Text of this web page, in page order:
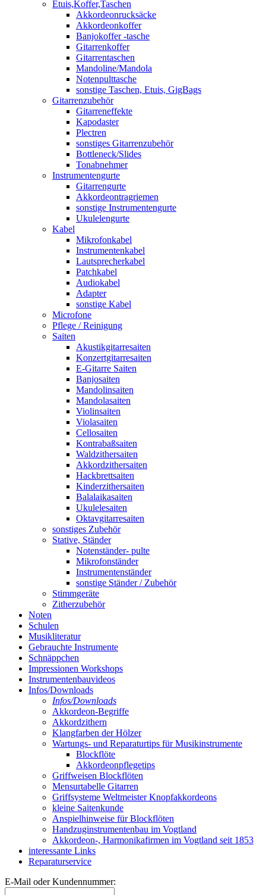
Etuis,Koffer,Taschen
Akkordeonrucksäcke
Akkordeonkoffer
Banjokoffer -tasche
Gitarrenkoffer
Gitarrentaschen
Mandoline/Mandola
Notenpulttasche
sonstige Taschen, Etuis, GigBags
Gitarrenzubehör
Gitarreneffekte
Kapodaster
Plectren
sonstiges Gitarrenzubehör
Bottleneck/Slides
Tonabnehmer
Instrumentengurte
Gitarrengurte
Akkordeontragriemen
sonstige Instrumentengurte
Ukulelengurte
Kabel
Mikrofonkabel
Instrumentenkabel
Lautsprecherkabel
Patchkabel
Audiokabel
Adapter
sonstige Kabel
Microfone
Pflege / Reinigung
Saiten
Akustikgitarresaiten
Konzertgitarresaiten
E-Gitarre Saiten
Banjosaiten
Mandolinsaiten
Mandolasaiten
Violinsaiten
Violasaiten
Cellosaiten
Kontrabaßsaiten
Waldzithersaiten
Akkordzithersaiten
Hackbrettsaiten
Kinderzithersaiten
Balalaikasaiten
Ukulelesaiten
Oktavgitarresaiten
sonstiges Zubehör
Stative, Ständer
Notenständer- pulte
Mikrofonständer
Instrumentenständer
sonstige Ständer / Zubehör
Stimmgeräte
Zitherzubehör
Noten
Schulen
Musikliteratur
Gebrauchte Instrumente
Schnäppchen
Impressionen Workshops
Instrumentenbauvideos
Infos/Downloads
Infos/Downloads
Akkordeon-Begriffe
Akkordzithern
Klangfarben der Hölzer
Wartungs- und Reparaturtips für Musikinstrumente
Blockflöte
Akkordeonpflegetips
Griffweisen Blockflöten
Mensurtabelle Gitarren
Griffsysteme Weltmeister Knopfakkordeons
kleine Saitenkunde
Anspielhinweise für Blockflöten
Handzuginstrumentenbau im Vogtland
Akkordeon-, Harmonikafirmen im Vogtland seit 1853
interessante Links
Reparaturservice
E-Mail oder Kundennummer: